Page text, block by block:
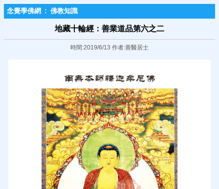
念覺學佛網 : 佛教知識
地藏十輪經：善業道品第六之二
時間:2019/6/13 作者:善醫居士